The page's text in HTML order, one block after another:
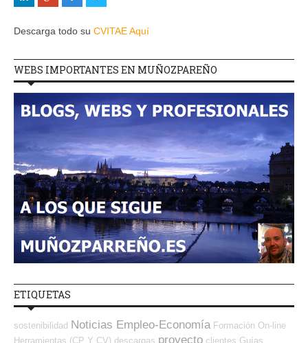
Descarga todo su CVITAE Aquí
WEBS IMPORTANTES EN MUÑOZPAREÑO
ETIQUETAS
sostenibilidad Noticias Empleo-Economía Formación On-line
Herramientas (CP Y CV) descargas proyecto clientes Guías